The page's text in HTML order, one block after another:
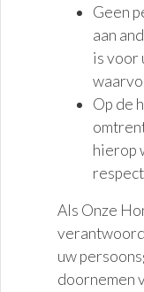
Geen
aan
is voor
Op de
hierop
Als Onze
uw
doornemen